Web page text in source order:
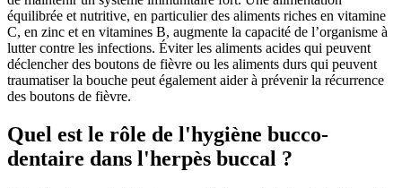
équilibrée et nutritive, en particulier des aliments riches en vitamine
C, en zinc et en vitamines B, augmente la capacité de l’organisme à
lutter contre les infections. Éviter les aliments acides qui peuvent
déclencher des boutons de fièvre ou les aliments durs qui peuvent
traumatiser la bouche peut également aider à prévenir la récurrence
des boutons de fièvre.
Quel est le rôle de l'hygiène bucco-
dentaire dans l'herpès buccal ?